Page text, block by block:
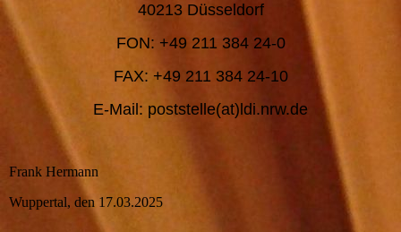
40213 Düsseldorf
FON: +49 211 384 24-0
FAX: +49 211 384 24-10
E-Mail: poststelle(at)ldi.nrw.de
Frank Hermann
Wuppertal, den 17.03.2025